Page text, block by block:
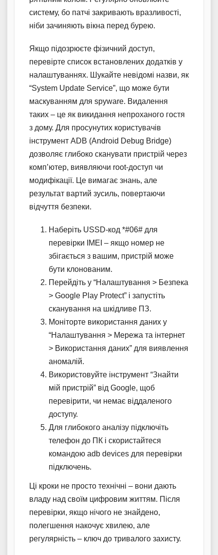
систему, бо патчі закривають вразливості,
ніби зачиняють вікна перед бурею.
Якщо підозрюєте фізичний доступ,
перевірте список встановлених додатків у
налаштуваннях. Шукайте невідомі назви, як
“System Update Service”, що може бути
маскуванням для spyware. Видалення
таких – це як викидання непроханого гостя
з дому. Для просунутих користувачів
інструмент ADB (Android Debug Bridge)
дозволяє глибоко сканувати пристрій через
комп’ютер, виявляючи root-доступ чи
модифікації. Це вимагає знань, але
результат вартий зусиль, повертаючи
відчуття безпеки.
Наберіть USSD-код *#06# для
перевірки IMEI – якщо номер не
збігається з вашим, пристрій може
бути клонованим.
Перейдіть у “Налаштування > Безпека
> Google Play Protect” і запустіть
сканування на шкідливе ПЗ.
Моніторте використання даних у
“Налаштування > Мережа та інтернет
> Використання даних” для виявлення
аномалій.
Використовуйте інструмент “Знайти
мій пристрій” від Google, щоб
перевірити, чи немає віддаленого
доступу.
Для глибокого аналізу підключіть
телефон до ПК і скористайтеся
командою adb devices для перевірки
підключень.
Ці кроки не просто технічні – вони дають
владу над своїм цифровим життям. Після
перевірки, якщо нічого не знайдено,
полегшення накочує хвилею, але
регулярність – ключ до тривалого захисту.